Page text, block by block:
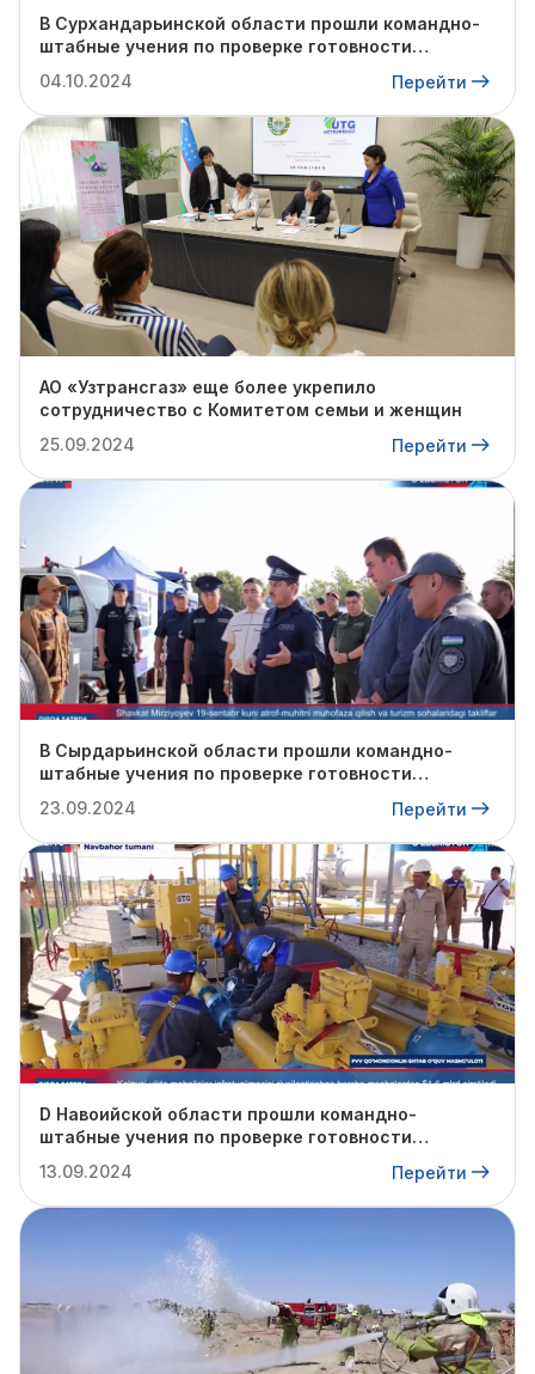
В Сурхандарьинской области прошли командно-
штабные учения по проверке готовности
отопительному сезону.
04.10.2024 Перейти
АО «Узтрансгаз» еще более укрепило
сотрудничество с Комитетом семьи и женщин
25.09.2024
Перейти
В Сырдарьинской области прошли командно-
штабные учения по проверке готовности
отопительному сезону.
23.09.2024 Перейти
D Навоийской области прошли командно-
штабные учения по проверке готовности
отопительному сезону.
13.09.2024 Перейти